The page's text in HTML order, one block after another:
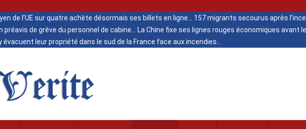
de l’UE sur quatre achète désormais ses billets en ligne
157 migrants secourus après
de grève du personnel de cabine
La Chine fixe ses lignes rouges économiques avant
évacuent leur propriété dans le sud de la France face aux incendies